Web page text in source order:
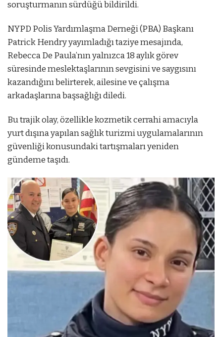
soruşturmanın sürdüğü bildirildi.
NYPD Polis Yardımlaşma Derneği (PBA) Başkanı
Patrick Hendry yayımladığı taziye mesajında,
Rebecca De Paula’nın yalnızca 18 aylık görev
süresinde meslektaşlarının sevgisini ve saygısını
kazandığını belirterek, ailesine ve çalışma
arkadaşlarına başsağlığı diledi.
Bu trajik olay, özellikle kozmetik cerrahi amacıyla
yurt dışına yapılan sağlık turizmi uygulamalarının
güvenliği konusundaki tartışmaları yeniden
gündeme taşıdı.